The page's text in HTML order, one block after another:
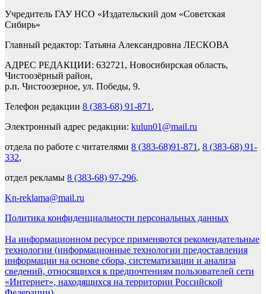
Учредитель ГАУ НСО «Издательский дом «Советская
Сибирь»
Главный редактор: Татьяна Александровна ЛЕСКОВА
АДРЕС РЕДАКЦИИ: 632721, Новосибирская область,
Чистоозёрный район,
р.п. Чистоозерное, ул. Победы, 9.
Телефон редакции 8 (383-68) 91-871 ,
Электронный адрес редакции: kulun01@mail.ru
отдела по работе с читателями 8 (383-68)91-871 , 8 (383-68) 91-
332,
отдел рекламы 8 (383-68) 97-296.
Kn-reklama@mail.ru
Политика конфиденциальности персональных данных
На информационном ресурсе применяются рекомендательные
технологии (информационные технологии предоставления
информации на основе сбора, систематизации и анализа
сведений, относящихся к предпочтениям пользователей сети
«Интернет», находящихся на территории Российской